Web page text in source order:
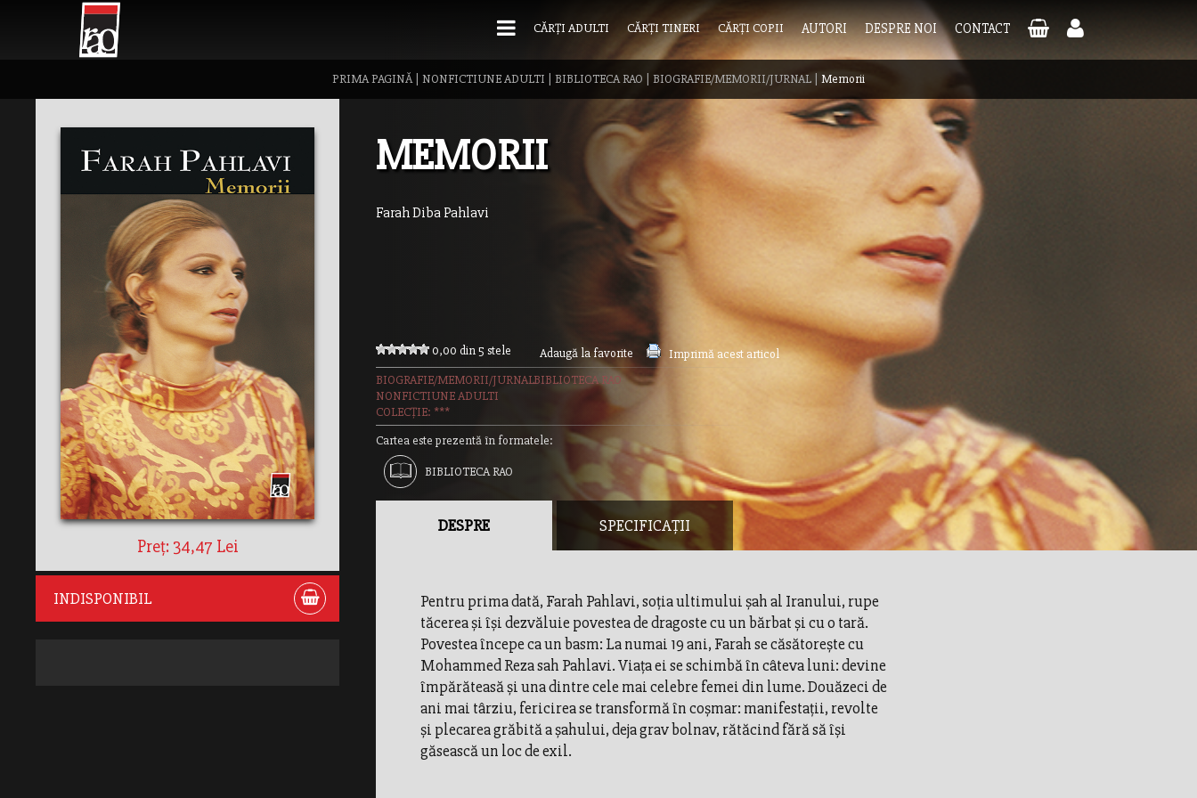
CĂRȚI ADULTI CĂRȚI TINERI CĂRȚI COPII AUTORI DESPRE NOI CONTACT
PRIMA PAGINĂ| NONFICTIUNE ADULTI BIBLIOTECA RAO BIOGRAFIE/MEMORII/JURNAL Memorii
Preț: 34,47 Lei
INDISPONIBIL
MEMORII
Farah Diba Pahlavi
0,00 din 5 stele Adaugă la favorite
Imprimă acest articol
BIOGRAFIE/MEMORII/JURNALBIBLIOTECA RAO
NONFICTIUNE ADULTI
COLECȚIE: ***
Cartea este prezentă în formatele:
BIBLIOTECA RAO
DESPRE SPECIFICAȚII
Pentru prima dată, Farah Pahlavi, soţia ultimului şah al Iranului, rupe
tăcerea şi îşi dezvăluie povestea de dragoste cu un bărbat şi cu o tară.
Povestea începe ca un basm: La numai 19 ani, Farah se căsătoreşte cu
Mohammed Reza sah Pahlavi. Viaţa ei se schimbă în câteva luni: devine
împărăteasă şi una dintre cele mai celebre femei din lume. Douăzeci de
ani mai târziu, fericirea se transformă în coşmar: manifestaţii, revolte
şi plecarea grăbită a şahului, deja grav bolnav, rătăcind fără să îşi
găsească un loc de exil.